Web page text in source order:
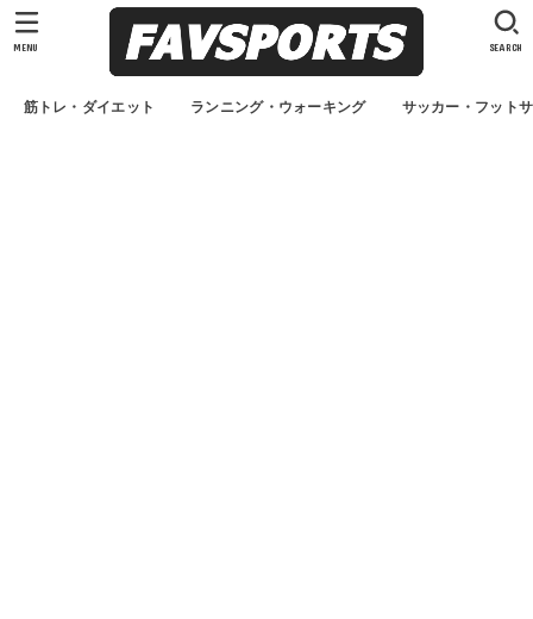
筋トレ・ダイエット ランニング・ウォーキング サッカー・フット
SEARCH
MENU